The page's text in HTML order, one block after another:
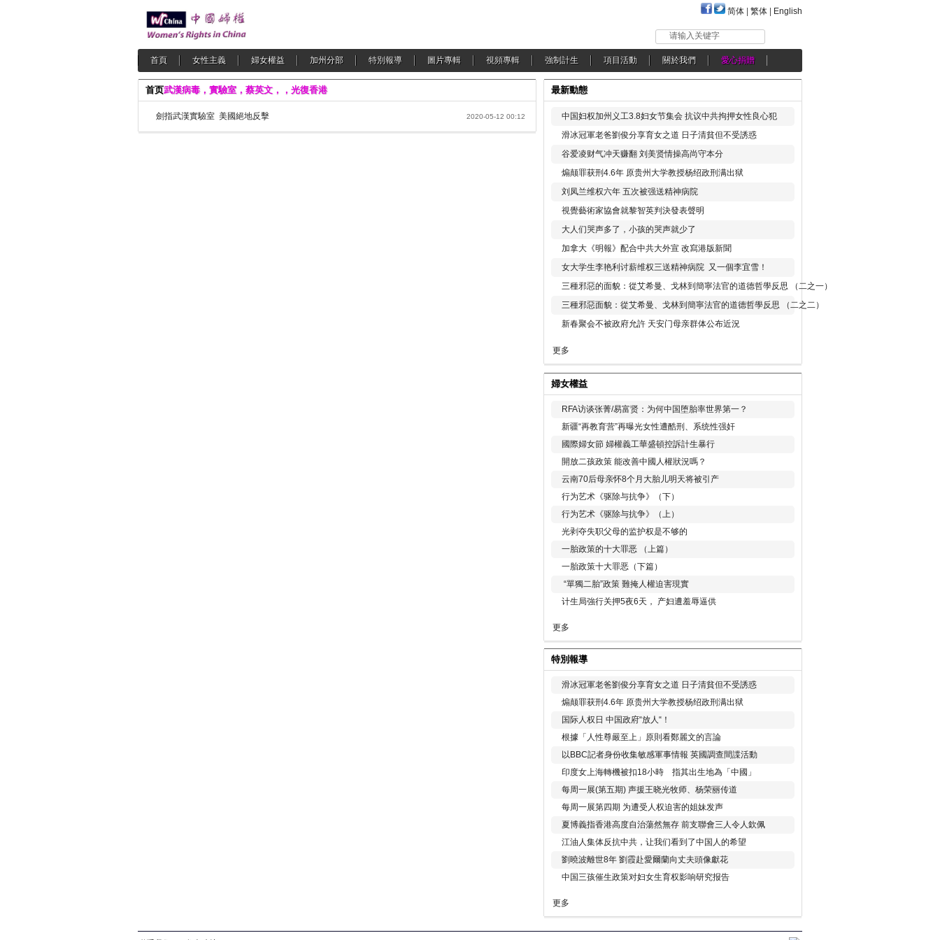
简体 繁体 English
请输入关键字
首頁 女性主義 婦女權益 加州分部 特別報導 圖片專輯 視頻專輯 強制計生 項目活動 關於我們 愛心捐贈
首页武漢病毒，實驗室，蔡英文，，光復香港
劍指武漢實驗室 美國絕地反擊 2020-05-12 00:12
最新動態
中国妇权加州义工3.8妇女节集会 抗议中共拘押女性良心犯
滑冰冠軍老爸劉俊分享育女之道 日子清貧但不受誘惑
谷爱凌财气冲天赚翻 刘美贤情操高尚守本分
煽颠罪获刑4.6年 原贵州大学教授杨绍政刑满出狱
刘凤兰维权六年 五次被强送精神病院
視覺藝術家協會就黎智英判決發表聲明
大人们哭声多了，小孩的哭声就少了
加拿大《明報》配合中共大外宣 改寫港版新聞
女大学生李艳利讨薪维权三送精神病院 又一個李宜雪！
三種邪惡的面貌：從艾希曼、戈林到簡寧法官的道德哲學反思 （二之一）
三種邪惡面貌：從艾希曼、戈林到簡寧法官的道德哲學反思 （二之二）
新春聚会不被政府允許 天安门母亲群体公布近況
更多
婦女權益
RFA访谈张菁/易富贤：为何中国堕胎率世界第一？
新疆“再教育营”再曝光女性遭酷刑、系统性强奸
國際婦女節 婦權義工華盛頓控訴計生暴行
開放二孩政策 能改善中國人權狀況嗎？
云南70后母亲怀8个月大胎儿明天将被引产
行为艺术《驱除与抗争》（下）
行为艺术《驱除与抗争》（上）
光剥夺失职父母的监护权是不够的
一胎政策的十大罪恶 （上篇）
一胎政策十大罪恶（下篇）
“單獨二胎”政策 難掩人權迫害現實
计生局強行关押5夜6天， 产妇遭羞辱逼供
更多
特別報導
滑冰冠軍老爸劉俊分享育女之道 日子清貧但不受誘惑
煽颠罪获刑4.6年 原贵州大学教授杨绍政刑满出狱
国际人权日 中国政府“放人“！
根據「人性尊嚴至上」原則看鄭麗文的言論
以BBC記者身份收集敏感軍事情報 英國調查間諜活動
印度女上海轉機被扣18小時 指其出生地為「中國」
每周一展(第五期) 声援王晓光牧师、杨荣丽传道
每周一展第四期 为遭受人权迫害的姐妹发声
夏博義指香港高度自治蕩然無存 前支聯會三人令人欽佩
江油人集体反抗中共，让我们看到了中国人的希望
劉曉波離世8年 劉霞赴愛爾蘭向丈夫頭像獻花
中国三孩催生政策对妇女生育权影响研究报告
更多